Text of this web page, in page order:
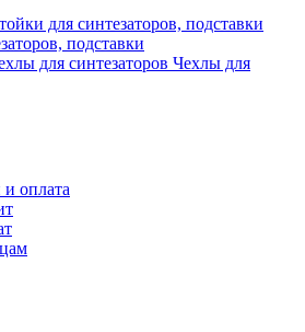
подставки
Чехлы для
и оплата